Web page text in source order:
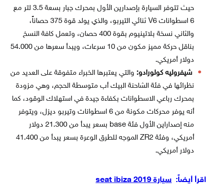
حيث تتوفر السيارة بإصدارين الأول بمحرك جبار بسعة 3.5 لتر مع
6 اسطوانات V6 ثنائي التيربو، والذي يولد قوة 375 حصاناً،
والثاني نسخة بلاتينيوم بقوة 400 حصان، وتعمل كافة النسخ
بناقل حركة مميز مكون من 10 سرعات، ويبدأ سعرها من 54.000
دولار أمريكي.
شيفروليه كولورادو: والتي يعتبرها الخبراء متفوقة على العديد من
نظرائها في فئة الشاحنة البيك أب متوسطة الحجم، وهي مزودة
بمحرك رباعي الاسطوانات بكفاءة جيدة في استهلاك الوقود، كما
أنه يوفر محركات مكونة من 6 اسطوانات وتيربو ديزل، ويتوفر
منه إصداراين الأول فئة base بسعر يبدأ من 21.300 دولار
أمريكي، وفئة ZR2 الموجه للطرق الوعرة بسعر يبدأ من 41.400
دولار أمريكي.
اقرأ أيضاً: سيارة seat ibiza 2019